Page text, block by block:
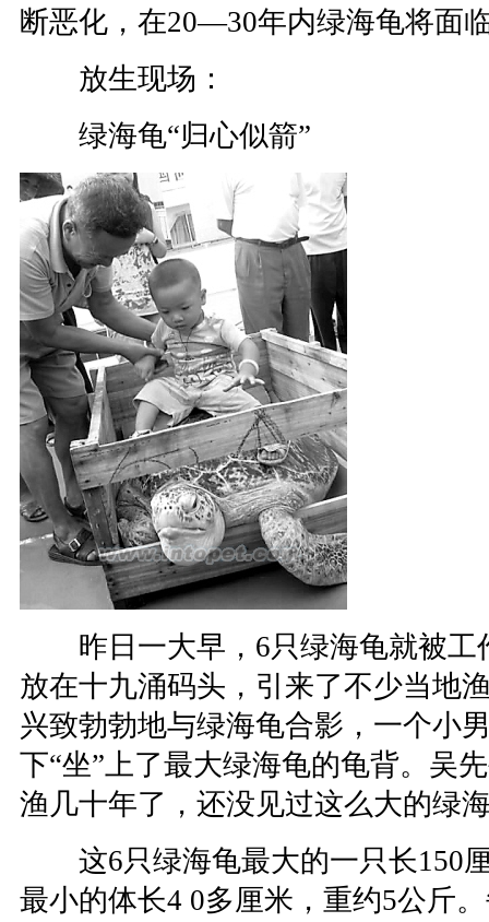
断恶化，在20—30年内绿海龟将面
放生现场：
绿海龟“归心似箭”
昨日一大早，6只绿海龟就被工
放在十九涌码头，引来了不少当地
兴致勃勃地与绿海龟合影，一个小
下“坐”上了最大绿海龟的龟背。吴
渔几十年了，还没见过这么大的绿
这6只绿海龟最大的一只长150厘
最小的体长4 0多厘米，重约5公斤